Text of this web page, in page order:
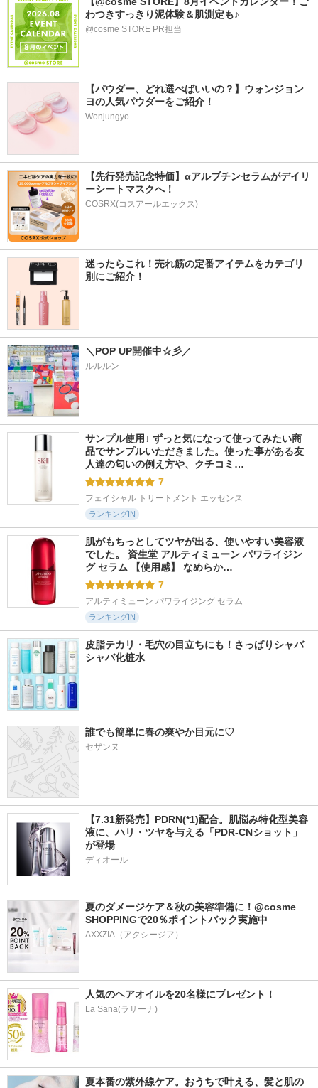
わつきすっきり泥体験＆肌測定も♪
@cosme STORE PR担当
【パウダー、どれ選べばいいの？】ウォンジョン
ヨの人気パウダーをご紹介！
Wonjungyo
【先行発売記念特価】αアルブチンセラムがデイリ
ーシートマスクへ！
COSRX(コスアールエックス)
迷ったらこれ！売れ筋の定番アイテムをカテゴリ
別にご紹介！
＼POP UP開催中☆彡／
ルルルン
サンプル使用↓ ずっと気になって使ってみたい商
品でサンプルいただきました。使った事がある友
人達の匂いの例え方や、クチコミ…
7
フェイシャル トリートメント エッセンス
ランキングIN
肌がもちっとしてツヤが出る、使いやすい美容液
でした。 資生堂 アルティミューン パワライジン
グ セラム 【使用感】 なめらか…
7
アルティミューン パワライジング セラム
ランキングIN
皮脂テカリ・毛穴の目立ちにも！さっぱりシャバ
シャバ化粧水
誰でも簡単に春の爽やか目元に♡
セザンヌ
【7.31新発売】PDRN(*1)配合。肌悩み特化型美容
液に、ハリ・ツヤを与える「PDR-CNショット」
が登場
ディオール
夏のダメージケア＆秋の美容準備に！@cosme
SHOPPINGで20％ポイントバック実施中
人気のヘアオイルを20名様にプレゼント！
La Sana(ラサーナ)
夏本番の紫外線ケア。おうちで叶える、髪と肌の